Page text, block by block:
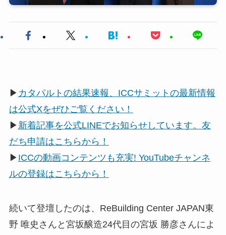
▶ カタパルトの結果速報、ICCサミットの最新情報
は公式Xをぜひご覧ください！
▶ 新着記事を公式LINEでお知らせしています。友
だち申請はこちらから！
▶ ICCの動画コンテンツも充実! YouTubeチャンネ
ルの登録はこちらから！
続いて登壇したのは、ReBuilding Center JAPAN東
野 唯史さんと宮坂醸造24代目の宮坂 勝彦さんによ